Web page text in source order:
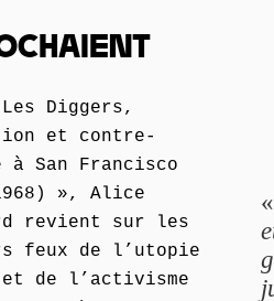
Diggers,
et contre-
San Francisco
», Alice
revient sur les
feux de l’utopie
de l’activisme